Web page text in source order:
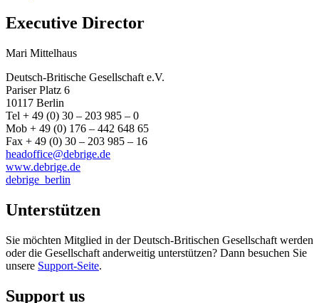
Executive Director
Mari Mittelhaus
Deutsch-Britische Gesellschaft e.V.
Pariser Platz 6
10117 Berlin
Tel + 49 (0) 30 – 203 985 – 0
Mob + 49 (0) 176 – 442 648 65
Fax + 49 (0) 30 – 203 985 – 16
headoffice@debrige.de
www.debrige.de
debrige_berlin
Unterstützen
Sie möchten Mitglied in der Deutsch-Britischen Gesellschaft werden
oder die Gesellschaft anderweitig unterstützen? Dann besuchen Sie
unsere Support-Seite.
Support us